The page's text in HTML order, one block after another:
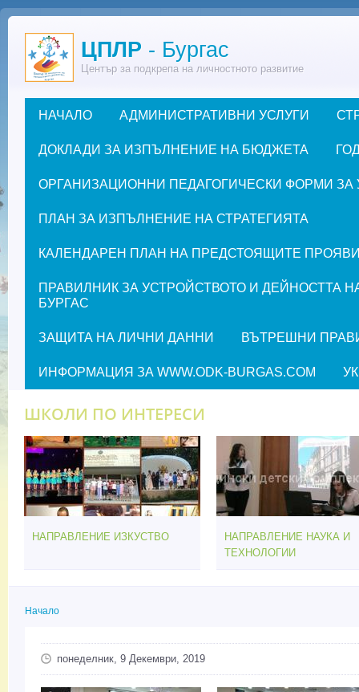
Премини към основното съдържание
ЦПЛР - Бургас
Център за подкрепа на личностното развитие
Основно меню
НАЧАЛО АДМИНИСТРАТИВНИ УСЛУГИ
ДОКЛАДИ ЗА ИЗПЪЛНЕНИЕ НА БЮДЖЕТА
ОРГАНИЗАЦИОННИ ПЕДАГОГИЧЕСКИ ФОРМИ ЗА
ПЛАН ЗА ИЗПЪЛНЕНИЕ НА СТРАТЕГИЯТА
КАЛЕНДАРЕН ПЛАН НА ПРЕДСТОЯЩИТЕ ПРОЯВИ
ПРАВИЛНИК ЗА УСТРОЙСТВОТО И ДЕЙНОСТТА
БУРГАС
ЗАЩИТА НА ЛИЧНИ ДАННИ ВЪТРЕШНИ
ИНФОРМАЦИЯ ЗА WWW.ODK-BURGAS.COM
ШКОЛИ ПО ИНТЕРЕСИ
НАПРАВЛЕНИЕ ИЗКУСТВО
НАПРАВЛЕНИЕ НАУКА И
ТЕХНОЛОГИИ
Начало
понеделник, 9 Декември, 2019